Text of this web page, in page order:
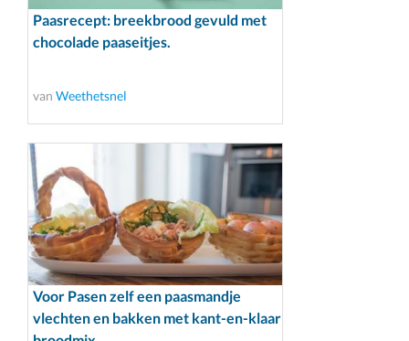
Paasrecept: breekbrood gevuld met
chocolade paaseitjes.
van Weethetsnel
Voor Pasen zelf een paasmandje
vlechten en bakken met kant-en-klaar